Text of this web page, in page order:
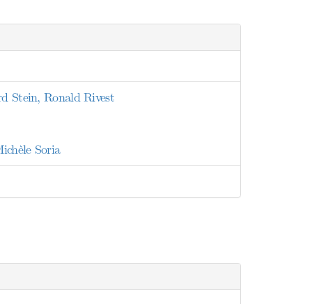
Stein, Ronald Rivest
Soria